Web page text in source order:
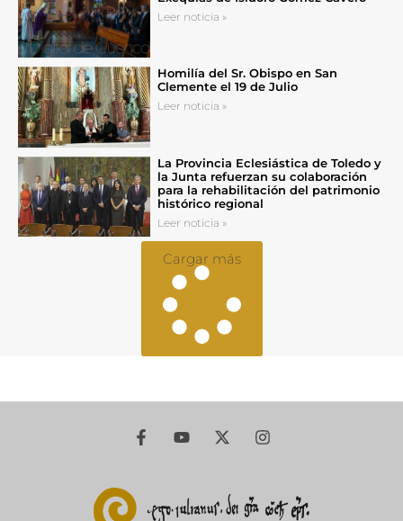
Leer noticia »
Homilía del Sr. Obispo en San
Clemente el 19 de Julio
Leer noticia »
La Provincia Eclesiástica de Toledo y
la Junta refuerzan su colaboración
para la rehabilitación del patrimonio
histórico regional
Leer noticia »
Cargar más